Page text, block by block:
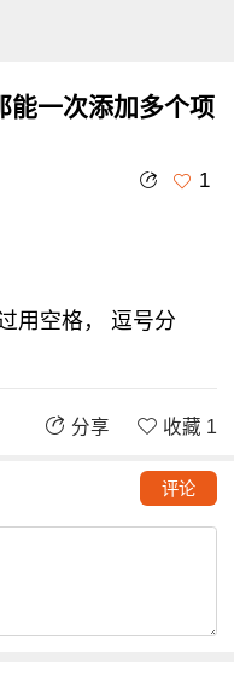
能一次添加多个项
1
用空格， 逗号分
分享 收藏 1
评论